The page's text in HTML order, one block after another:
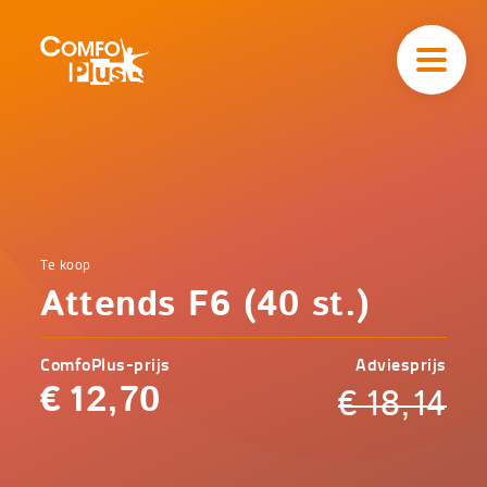
Home
Incontinentie
st.)
Comfoplus
-
Te koop
Attends F6 (40 st.)
ComfoPlus-prijs
€ 12,70
Adviesprijs
€18,14
navigatieComfoPlus